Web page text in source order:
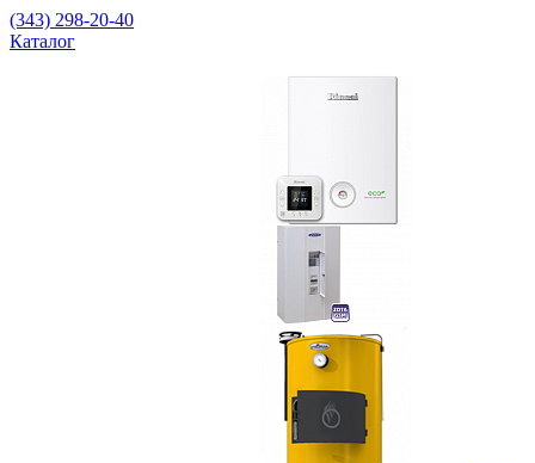
(343) 298-20-40
Каталог